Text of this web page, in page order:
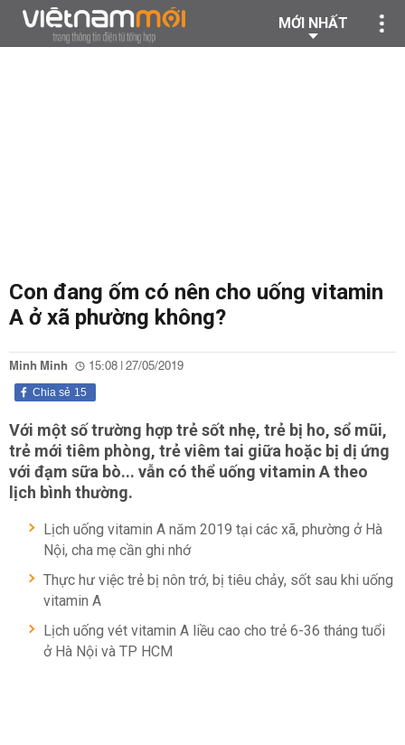
MỚI NHẤT
Con đang ốm có nên cho uống vitamin
A ở xã phường không?
Minh Minh 15:08 | 27/05/2019
15
Chia sẻ
Với một số trường hợp trẻ sốt nhẹ, trẻ bị ho, sổ mũi,
trẻ mới tiêm phòng, trẻ viêm tai giữa hoặc bị dị ứng
với đạm sữa bò... vẫn có thể uống vitamin A theo
lịch bình thường.
Lịch uống vitamin A năm 2019 tại các xã, phường ở Hà
Nội, cha mẹ cần ghi nhớ
Thực hư việc trẻ bị nôn trớ, bị tiêu chảy, sốt sau khi uống
vitamin A
Lịch uống vét vitamin A liều cao cho trẻ 6-36 tháng tuổi
ở Hà Nội và TP HCM